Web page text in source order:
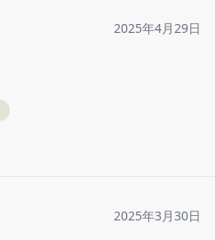
2025年4月29日
2025年3月30日